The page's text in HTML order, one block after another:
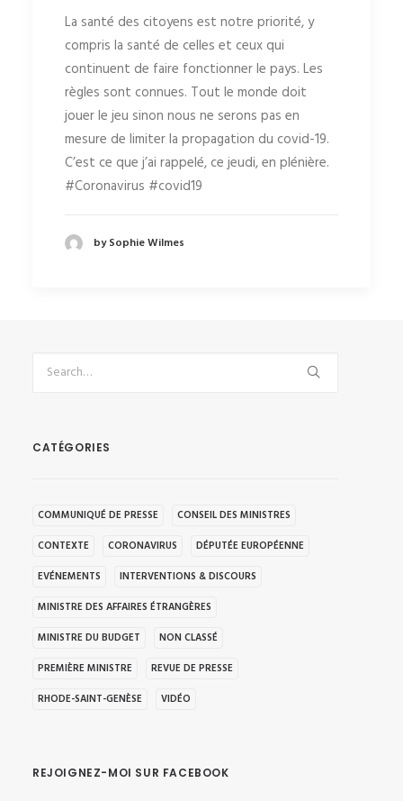
La santé des citoyens est notre priorité, y
compris la santé de celles et ceux qui
continuent de faire fonctionner le pays. Les
règles sont connues. Tout le monde doit
jouer le jeu sinon nous ne serons pas en
mesure de limiter la propagation du covid-19.
C’est ce que j’ai rappelé, ce jeudi, en plénière.
#Coronavirus #covid19
by Sophie Wilmes
CATÉGORIES
COMMUNIQUÉ DE PRESSE
CONSEIL DES MINISTRES
CONTEXTE
CORONAVIRUS
DÉPUTÉE EUROPÉENNE
EVÉNEMENTS
INTERVENTIONS & DISCOURS
MINISTRE DES AFFAIRES ÉTRANGÈRES
MINISTRE DU BUDGET
NON CLASSÉ
PREMIÈRE MINISTRE
REVUE DE PRESSE
RHODE-SAINT-GENÈSE
VIDÉO
REJOIGNEZ-MOI SUR FACEBOOK